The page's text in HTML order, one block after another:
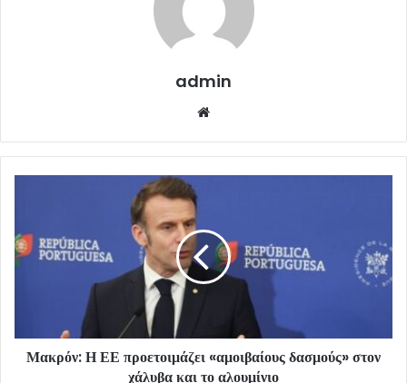
admin
Μακρόν: Η ΕΕ προετοιμάζει «αμοιβαίους δασμούς» στον
χάλυβα και το αλουμίνιο